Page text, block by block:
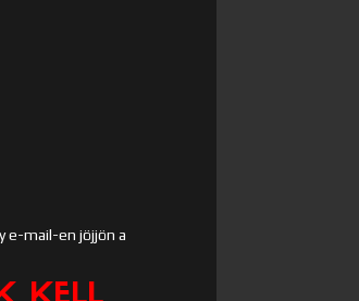
e-mail-en jöjjön a